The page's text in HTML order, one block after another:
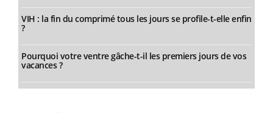
VIH : la fin du comprimé tous les jours se profile-t-elle enfin
?
Pourquoi votre ventre gâche-t-il les premiers jours de vos
vacances ?